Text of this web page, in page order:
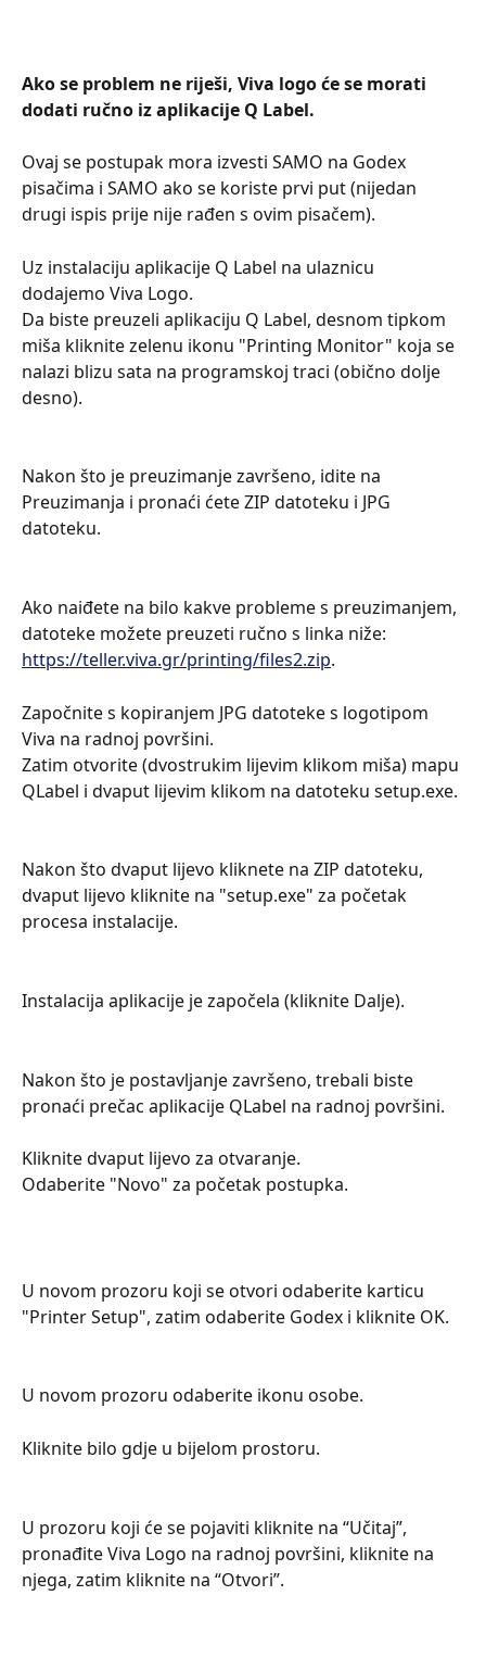
Ako se problem ne riješi, Viva logo će se morati
dodati ručno iz aplikacije Q Label.
Ovaj se postupak mora izvesti SAMO na Godex
pisačima i SAMO ako se koriste prvi put (nijedan
drugi ispis prije nije rađen s ovim pisačem).
Uz instalaciju aplikacije Q Label na ulaznicu
dodajemo Viva Logo.
Da biste preuzeli aplikaciju Q Label, desnom tipkom
miša kliknite zelenu ikonu "Printing Monitor" koja se
nalazi blizu sata na programskoj traci (obično dolje
desno).
Nakon što je preuzimanje završeno, idite na
Preuzimanja i pronaći ćete ZIP datoteku i JPG
datoteku.
Ako naiđete na bilo kakve probleme s preuzimanjem,
datoteke možete preuzeti ručno s linka niže:
https://teller.viva.gr/printing/files2.zip.
Započnite s kopiranjem JPG datoteke s logotipom
Viva na radnoj površini.
Zatim otvorite (dvostrukim lijevim klikom miša) mapu
QLabel i dvaput lijevim klikom na datoteku setup.exe.
Nakon što dvaput lijevo kliknete na ZIP datoteku,
dvaput lijevo kliknite na "setup.exe" za početak
procesa instalacije.
Instalacija aplikacije je započela (kliknite Dalje).
Nakon što je postavljanje završeno, trebali biste
pronaći prečac aplikacije QLabel na radnoj površini.
Kliknite dvaput lijevo za otvaranje.
Odaberite "Novo" za početak postupka.
U novom prozoru koji se otvori odaberite karticu
"Printer Setup", zatim odaberite Godex i kliknite OK.
U novom prozoru odaberite ikonu osobe.
Kliknite bilo gdje u bijelom prostoru.
U prozoru koji će se pojaviti kliknite na “Učitaj”,
pronađite Viva Logo na radnoj površini, kliknite na
njega, zatim kliknite na “Otvori”.